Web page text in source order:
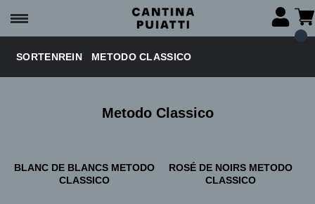
SORTENREIN METODO CLASSICO
Metodo Classico
BLANC DE BLANCS METODO
CLASSICO
ROSÉ DE NOIRS METODO
CLASSICO